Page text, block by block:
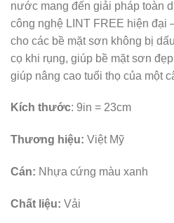
nước mang đến giải pháp toàn
công nghệ LINT FREE hiện đại
cho các bề mặt sơn không bị
cọ khi rụng, giúp bề mặt sơn
giúp nâng cao tuổi thọ của một
Kích thước: 9in = 23cm
Thương hiệu: Việt Mỹ
Cán: Nhựa cứng màu xanh
Chất liệu: Vải